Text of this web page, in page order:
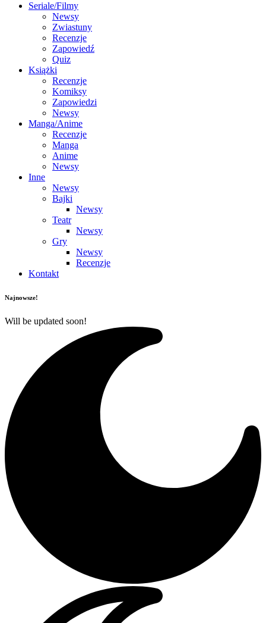
Seriale/Filmy
Newsy
Zwiastuny
Recenzje
Zapowiedź
Quiz
Książki
Recenzje
Komiksy
Zapowiedzi
Newsy
Manga/Anime
Recenzje
Manga
Anime
Newsy
Inne
Newsy
Bajki
Newsy
Teatr
Newsy
Gry
Newsy
Recenzje
Kontakt
Najnowsze!
Will be updated soon!